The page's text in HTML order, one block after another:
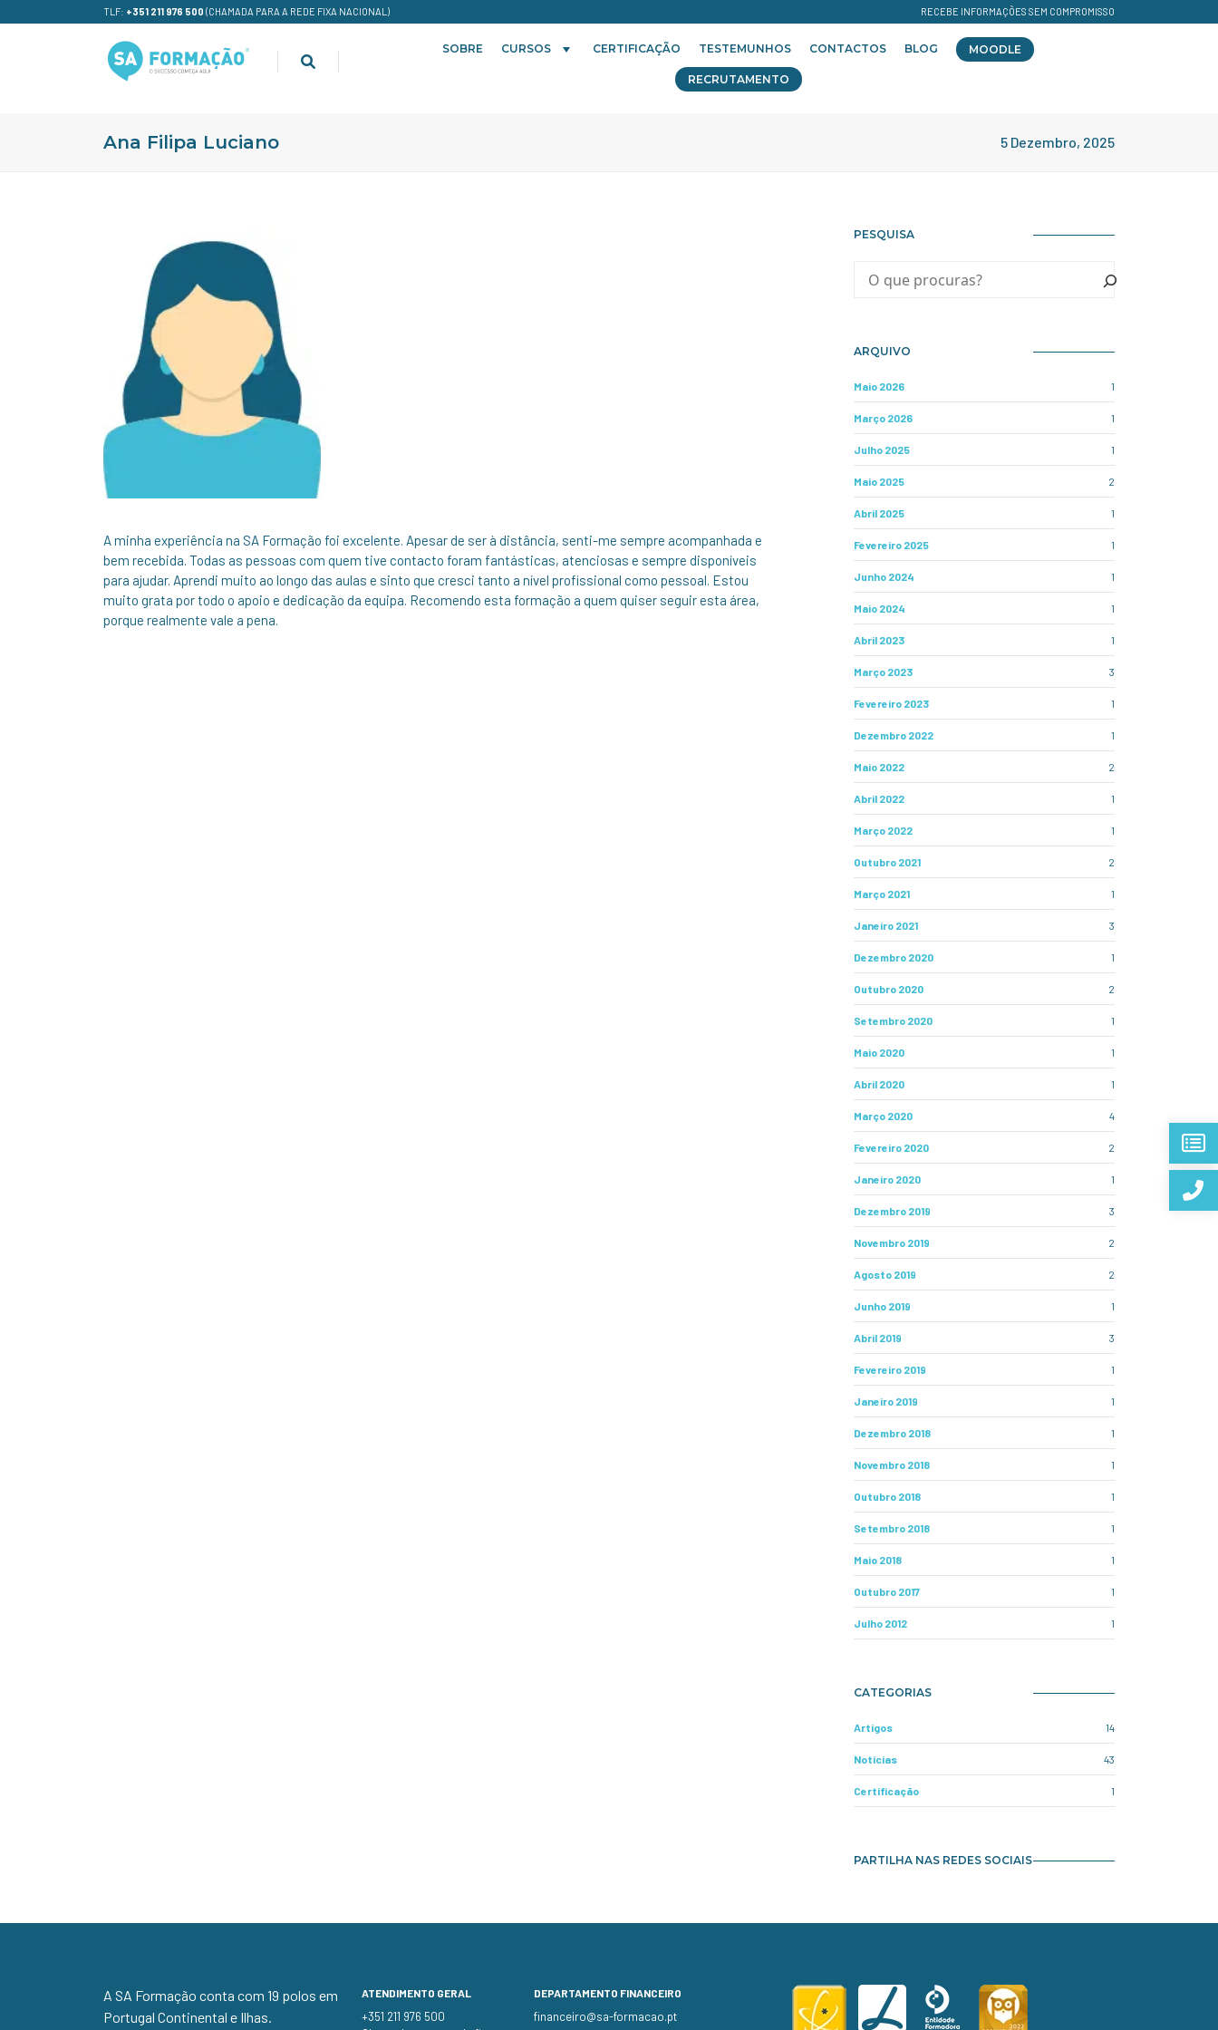
TLF: +351 211 976 500 (CHAMADA PARA A REDE FIXA NACIONAL) RECEBE INFORMAÇÕES SEM COMPROMISSO
SOBRE CURSOS CERTIFICAÇÃO TESTEMUNHOS CONTACTOS BLOG MOODLE
RECRUTAMENTO
Ana Filipa Luciano 5 Dezembro, 2025
A minha experiência na SA Formação foi excelente. Apesar de ser à distância, senti-me sempre acompanhada e
bem recebida. Todas as pessoas com quem tive contacto foram fantásticas, atenciosas e sempre disponíveis
para ajudar. Aprendi muito ao longo das aulas e sinto que cresci tanto a nível profissional como pessoal. Estou
muito grata por todo o apoio e dedicação da equipa. Recomendo esta formação a quem quiser seguir esta área,
porque realmente vale a pena.
PESQUISA
ARQUIVO
Maio 2026 1
Março 2026 1
Julho 2025 1
Maio 2025 2
Abril 2025 1
Fevereiro 2025 1
Junho 2024 1
Maio 2024 1
Abril 2023 1
Março 2023 3
Fevereiro 2023 1
Dezembro 2022 1
Maio 2022 2
Abril 2022 1
Março 2022 1
Outubro 2021 2
Março 2021 1
Janeiro 2021 3
Dezembro 2020 1
Outubro 2020 2
Setembro 2020 1
Maio 2020 1
Abril 2020 1
Março 2020 4
Fevereiro 2020 2
Janeiro 2020 1
Dezembro 2019 3
Novembro 2019 2
Agosto 2019 2
Junho 2019 1
Abril 2019 3
Fevereiro 2019 1
Janeiro 2019 1
Dezembro 2018 1
Novembro 2018 1
Outubro 2018 1
Setembro 2018 1
Maio 2018 1
Outubro 2017 1
Julho 2012 1
CATEGORIAS
Artigos 14
Notícias 43
Certificação 1
PARTILHA NAS REDES SOCIAIS
A SA Formação conta com 19 polos em
Portugal Continental e Ilhas.
ATENDIMENTO GERAL
+351 211 976 500
DEPARTAMENTO FINANCEIRO
financeiro@sa-formacao.pt